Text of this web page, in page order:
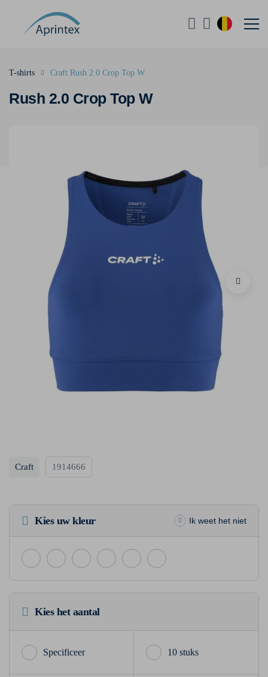
Rush 2.0 Crop Top W
T-shirts Craft Rush 2.0 Crop Top W
Craft 1914666
Kies uw kleur Ik weet het niet
Kies het aantal
10 stuks